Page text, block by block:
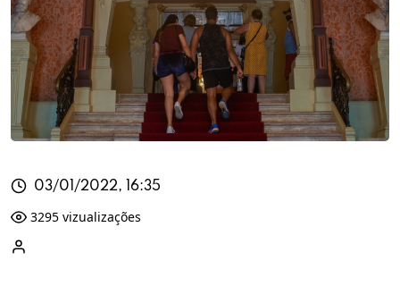
03/01/2022, 16:35
3295 vizualizações